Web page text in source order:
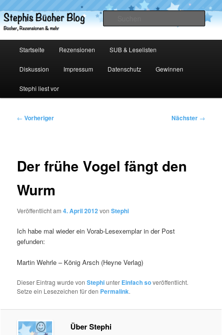
primären
Inhalt
Stephis Bücher Blog
Startseite Rezensionen SUB & Leselisten
Diskussion Impressum Datenschutz Gewinnen
Stephi liest vor
Beitragsnavigation
← Vorheriger Nächster →
Der frühe Vogel fängt den
Wurm
Veröffentlicht am4. April 2012vonStephi
Ich habe mal wieder ein Vorab-Lesexemplar in der Post
gefunden:
Martin Wehrle – König Arsch (Heyne Verlag)
Dieser Eintrag wurde vonStephiunter Einfach soveröffentlicht.
Setze ein Lesezeichen für den Permalink.
Über Stephi